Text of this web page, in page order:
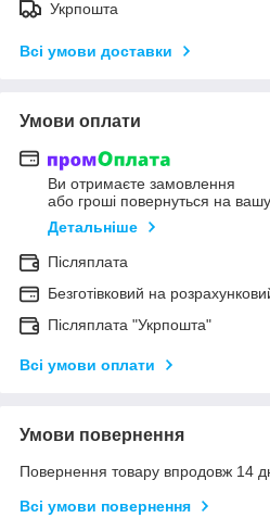
Укрпошта
Всі умови доставки
Умови оплати
Ви отримаєте замовлення
або гроші повернуться на
Детальніше
Післяплата
Безготівковий на
Післяплата "Укрпошта"
Всі умови оплати
Умови повернення
Повернення товару впродовж 14
Всі умови повернення